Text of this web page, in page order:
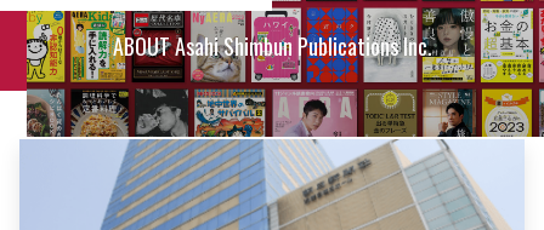
ABOUT Asahi Shimbun Publications Inc.